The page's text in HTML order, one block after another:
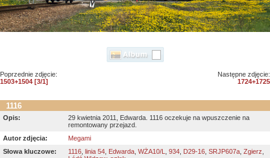
Poprzednie zdjęcie:
1503+1504 [3/1]
Następne zdjęcie:
1724+1725
1116
Opis:
29 kwietnia 2011, Edwarda. 1116 oczekuje na wpuszczenie na
remontowany przejazd.
Autor zdjęcia:
Megami
Słowa kluczowe:
1116 linia 54 Edwarda WŻA10/L 934 D29-16 SRJP607a Zgierz